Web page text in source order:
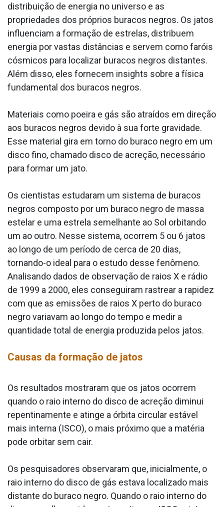
distribuição de energia no universo e as
propriedades dos próprios buracos negros. Os jatos
influenciam a formação de estrelas, distribuem
energia por vastas distâncias e servem como faróis
cósmicos para localizar buracos negros distantes.
Além disso, eles fornecem insights sobre a física
fundamental dos buracos negros.
Materiais como poeira e gás são atraídos em direção
aos buracos negros devido à sua forte gravidade.
Esse material gira em torno do buraco negro em um
disco fino, chamado disco de acreção, necessário
para formar um jato.
Os cientistas estudaram um sistema de buracos
negros composto por um buraco negro de massa
estelar e uma estrela semelhante ao Sol orbitando
um ao outro. Nesse sistema, ocorrem 5 ou 6 jatos
ao longo de um período de cerca de 20 dias,
tornando-o ideal para o estudo desse fenômeno.
Analisando dados de observação de raios X e rádio
de 1999 a 2000, eles conseguiram rastrear a rapidez
com que as emissões de raios X perto do buraco
negro variavam ao longo do tempo e medir a
quantidade total de energia produzida pelos jatos.
Causas da formação de jatos
Os resultados mostraram que os jatos ocorrem
quando o raio interno do disco de acreção diminui
repentinamente e atinge a órbita circular estável
mais interna (ISCO), o mais próximo que a matéria
pode orbitar sem cair.
Os pesquisadores observaram que, inicialmente, o
raio interno do disco de gás estava localizado mais
distante do buraco negro. Quando o raio interno do